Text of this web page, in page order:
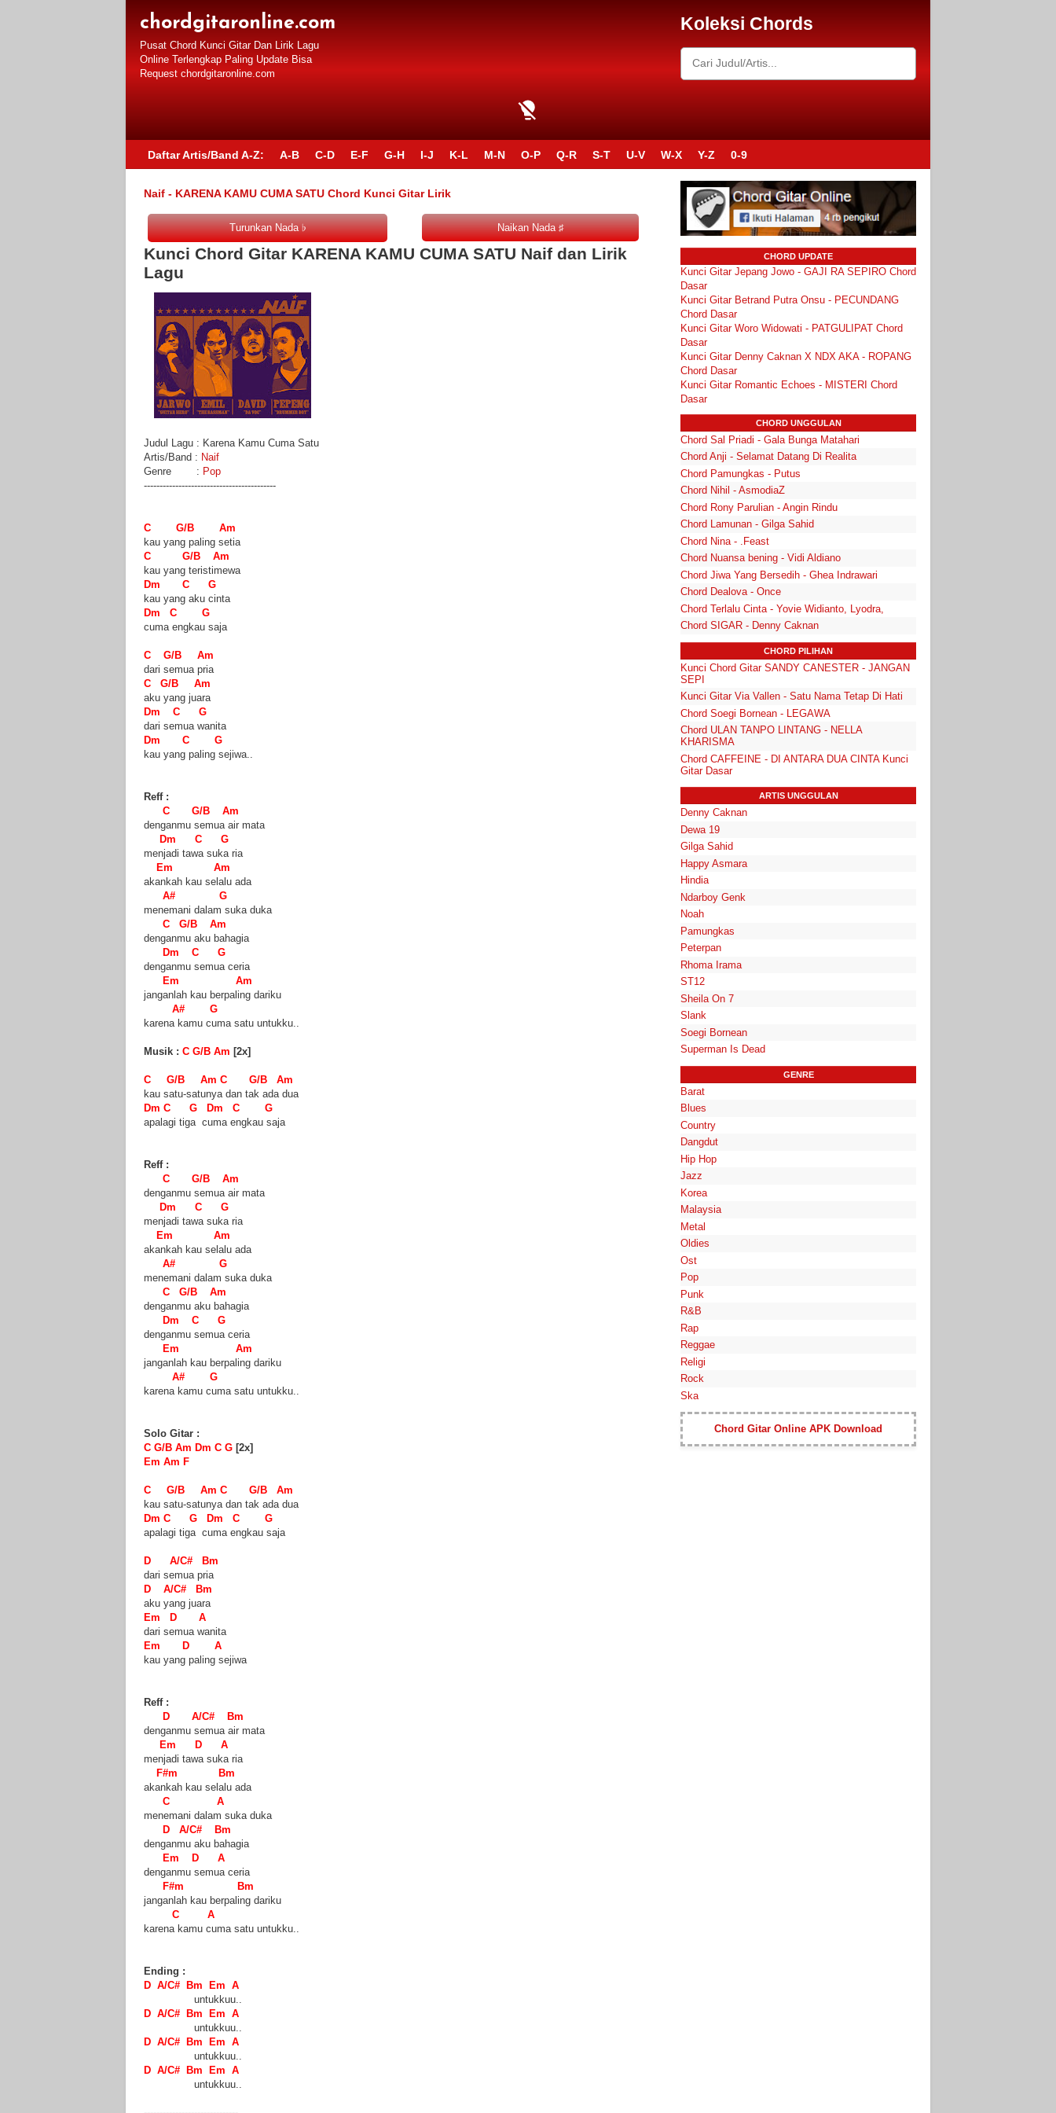
chordgitaronline.com
Pusat Chord Kunci Gitar Dan Lirik Lagu
Online Terlengkap Paling Update Bisa
Request chordgitaronline.com
Koleksi Chords
Daftar Artis/Band A-Z: A-B C-D E-F G-H I-J K-L M-N O-P Q-R S-T U-V W-X Y-Z 0-9
Naif - KARENA KAMU CUMA SATU Chord Kunci Gitar Lirik
Kunci Chord Gitar KARENA KAMU CUMA SATU Naif dan Lirik
Lagu
Judul Lagu : Karena Kamu Cuma Satu
Artis/Band : Naif
Genre : Pop
------------------------------------------
C G/B Am
kau yang paling setia
C G/B Am
kau yang teristimewa
Dm C G
kau yang aku cinta
Dm C G
cuma engkau saja
C G/B Am
dari semua pria
C G/B Am
aku yang juara
Dm C G
dari semua wanita
Dm C G
kau yang paling sejiwa..
Reff :
C G/B Am
denganmu semua air mata
Dm C G
menjadi tawa suka ria
Em Am
akankah kau selalu ada
A# G
menemani dalam suka duka
C G/B Am
denganmu aku bahagia
Dm C G
denganmu semua ceria
Em Am
janganlah kau berpaling dariku
A# G
karena kamu cuma satu untukku..
Musik : C G/B Am [2x]
C G/B Am C G/B Am
kau satu-satunya dan tak ada dua
Dm C G Dm C G
apalagi tiga cuma engkau saja
Reff :
C G/B Am
denganmu semua air mata
Dm C G
menjadi tawa suka ria
Em Am
akankah kau selalu ada
A# G
menemani dalam suka duka
C G/B Am
denganmu aku bahagia
Dm C G
denganmu semua ceria
Em Am
janganlah kau berpaling dariku
A# G
karena kamu cuma satu untukku..
Solo Gitar :
C G/B Am Dm C G [2x]
Em Am F
C G/B Am C G/B Am
kau satu-satunya dan tak ada dua
Dm C G Dm C G
apalagi tiga cuma engkau saja
D A/C# Bm
dari semua pria
D A/C# Bm
aku yang juara
Em D A
dari semua wanita
Em D A
kau yang paling sejiwa
Reff :
D A/C# Bm
denganmu semua air mata
Em D A
menjadi tawa suka ria
F#m Bm
akankah kau selalu ada
C A
menemani dalam suka duka
D A/C# Bm
denganmu aku bahagia
Em D A
denganmu semua ceria
F#m Bm
janganlah kau berpaling dariku
C A
karena kamu cuma satu untukku..
Ending :
D A/C# Bm Em A
untukkuu..
D A/C# Bm Em A
untukkuu..
D A/C# Bm Em A
untukkuu..
D A/C# Bm Em A
untukkuu..
CHORD UPDATE
Kunci Gitar Jepang Jowo - GAJI RA SEPIRO Chord
Dasar
Kunci Gitar Betrand Putra Onsu - PECUNDANG
Chord Dasar
Kunci Gitar Woro Widowati - PATGULIPAT Chord
Dasar
Kunci Gitar Denny Caknan X NDX AKA - ROPANG
Chord Dasar
Kunci Gitar Romantic Echoes - MISTERI Chord
Dasar
CHORD UNGGULAN
Chord Sal Priadi - Gala Bunga Matahari
Chord Anji - Selamat Datang Di Realita
Chord Pamungkas - Putus
Chord Nihil - AsmodiaZ
Chord Rony Parulian - Angin Rindu
Chord Lamunan - Gilga Sahid
Chord Nina - .Feast
Chord Nuansa bening - Vidi Aldiano
Chord Jiwa Yang Bersedih - Ghea Indrawari
Chord Dealova - Once
Chord Terlalu Cinta - Yovie Widianto, Lyodra,
Chord SIGAR - Denny Caknan
CHORD PILIHAN
Kunci Chord Gitar SANDY CANESTER - JANGAN
SEPI
Kunci Gitar Via Vallen - Satu Nama Tetap Di Hati
Chord Soegi Bornean - LEGAWA
Chord ULAN TANPO LINTANG - NELLA
KHARISMA
Chord CAFFEINE - DI ANTARA DUA CINTA Kunci
Gitar Dasar
ARTIS UNGGULAN
Denny Caknan
Dewa 19
Gilga Sahid
Happy Asmara
Hindia
Ndarboy Genk
Noah
Pamungkas
Peterpan
Rhoma Irama
ST12
Sheila On 7
Slank
Soegi Bornean
Superman Is Dead
GENRE
Barat
Blues
Country
Dangdut
Hip Hop
Jazz
Korea
Malaysia
Metal
Oldies
Ost
Pop
Punk
R&B
Rap
Reggae
Religi
Rock
Ska
Chord Gitar Online APK Download